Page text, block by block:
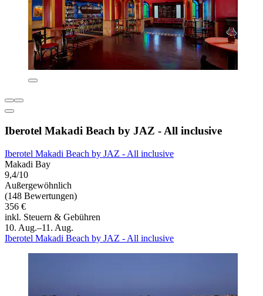
Iberotel Makadi Beach by JAZ - All inclusive
Iberotel Makadi Beach by JAZ - All inclusive
Makadi Bay
9,4/10
Außergewöhnlich
(148 Bewertungen)
356 €
inkl. Steuern & Gebühren
10. Aug.–11. Aug.
Iberotel Makadi Beach by JAZ - All inclusive